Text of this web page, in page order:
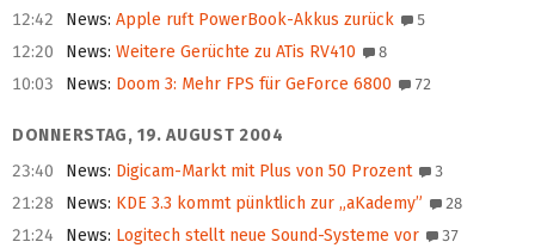
12:42 News: Apple ruft PowerBook-Akkus zurück 5
12:20 News: Weitere Gerüchte zu ATis RV410 8
10:03 News: Doom 3: Mehr FPS für GeForce 6800 72
DONNERSTAG, 19. AUGUST 2004
23:40
News: Digicam-Markt mit Plus von 50 Prozent 3
21:28 News: KDE 3.3 kommt pünktlich zur „aKademy” 28
21:24 News: Logitech stellt neue Sound-Systeme vor 37